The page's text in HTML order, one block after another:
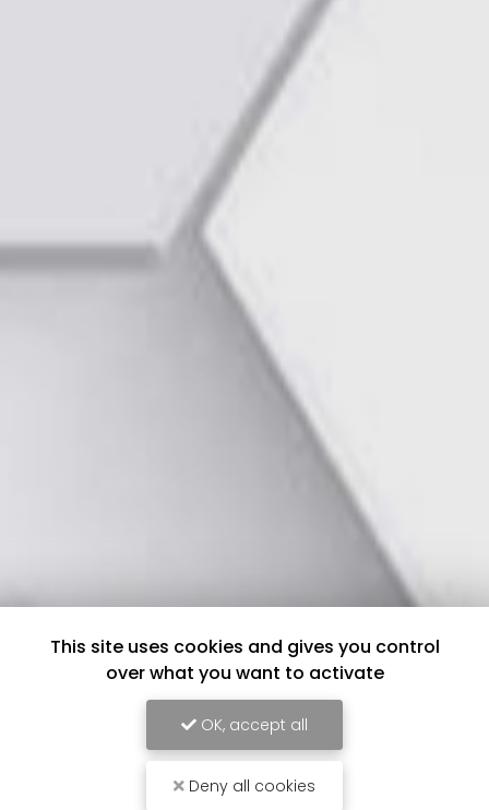
This site uses cookies and gives you control
over what you want to activate
OK, accept all
Deny all cookies